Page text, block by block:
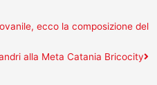
ecco la composizione del
alla Meta Catania Bricocity